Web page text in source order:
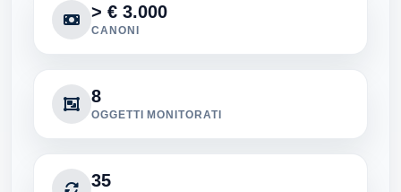
> € 3.000
CANONI
8
OGGETTI MONITORATI
35